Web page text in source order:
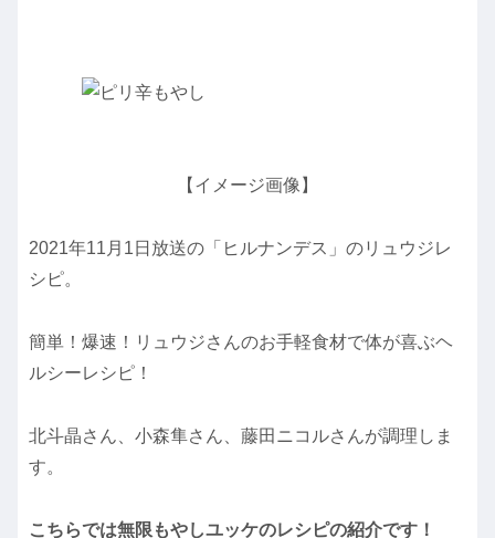
【イメージ画像】
2021年11月1日放送の「ヒルナンデス」のリュウジレ
シピ。
簡単！爆速！リュウジさんのお手軽食材で体が喜ぶヘ
ルシーレシピ！
北斗晶さん、小森隼さん、藤田ニコルさんが調理しま
す。
こちらでは無限もやしユッケのレシピの紹介です！